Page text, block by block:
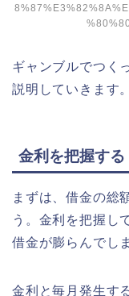
ギャンブルでつく
説明していきます。
金利を把握する
まずは、借金の総
う。金利を把握し
借金が膨らんでし
金利と毎月発生す